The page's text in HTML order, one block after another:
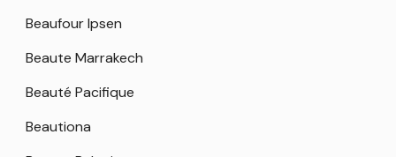
Beaufour Ipsen
Beaute Marrakech
Beauté Pacifique
Beautiona